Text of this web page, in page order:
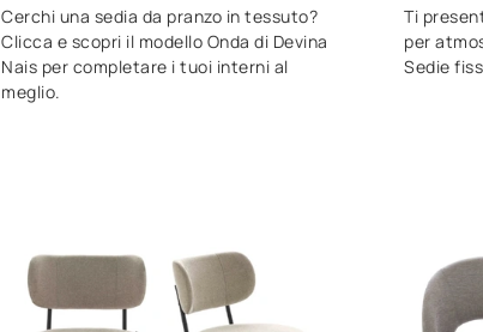
Cerchi una sedia da pranzo in tessuto?
Clicca e scopri il modello Onda di Devina
Nais per completare i tuoi interni al
meglio.
Ti
per
Sedie